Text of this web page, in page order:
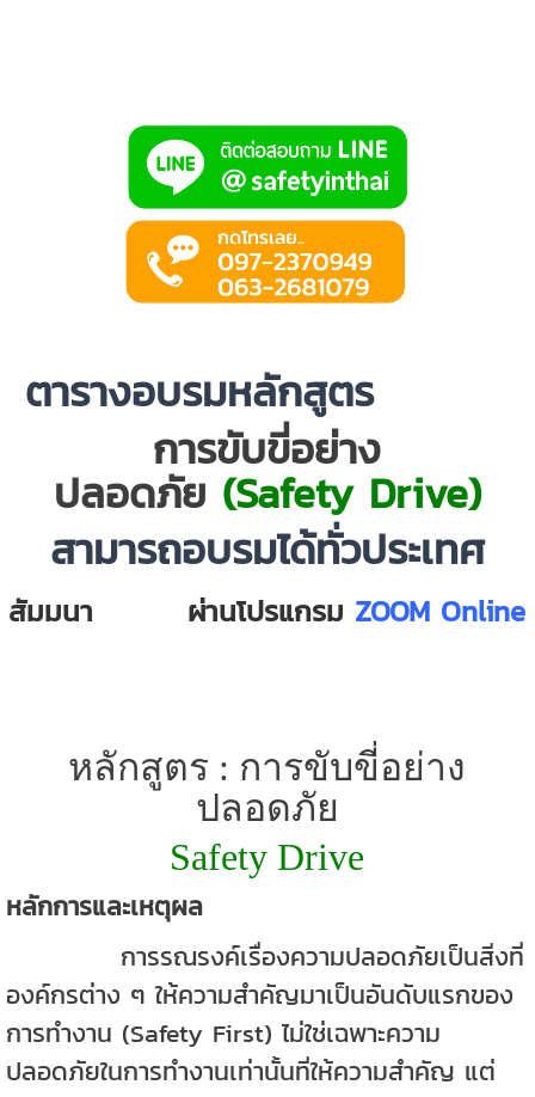
ตารางอบรมหลักสูตรออนไลน์
การขับขี่อย่าง
ปลอดภัย (Safety Drive)
สามารถอบรมได้ทั่วประเทศ
สัมมนา ผ่านโปรแกรม ZOOM Online
หลักสูตร : การขับขี่อย่าง
ปลอดภัย
Safety Drive
หลักการและเหตุผล
การรณรงค์เรื่องความปลอดภัยเป็นสิ่งที่
องค์กรต่าง ๆ ให้ความสำคัญมาเป็นอันดับแรกของ
การทำงาน (Safety First) ไม่ใช่เฉพาะความ
ปลอดภัยในการทำงานเท่านั้นที่ให้ความสำคัญ แต่